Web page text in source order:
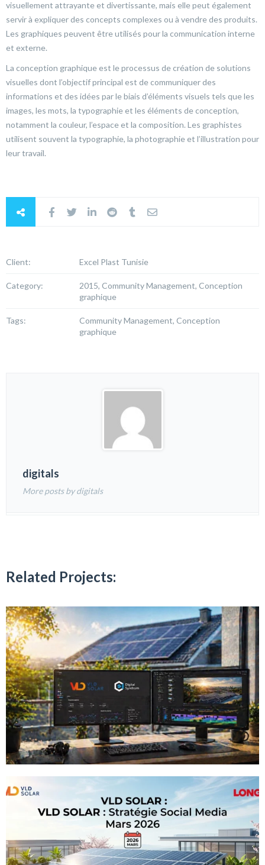
visuellement attrayante et divertissante, mais elle peut également
servir à expliquer des concepts complexes ou à vendre des produits.
Les graphiques peuvent être utilisés pour la communication interne
et externe.
La conception graphique est le processus de création de solutions
visuelles dont l’objectif principal est de communiquer des
informations et des idées par le biais d’éléments visuels tels que les
images, les mots, la typographie et les éléments de conception,
notamment la couleur, l’espace et la composition. Les graphistes
utilisent souvent la typographie, la photographie et l’illustration pour
leur travail.
Client: Excel Plast Tunisie
Category:
2015, Community Management, Conception
graphique
Tags:
Community Management, Conception
graphique
digitals
More posts by digitals
Related Projects: